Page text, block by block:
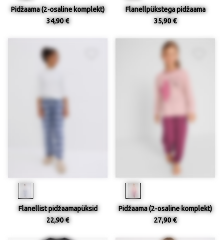
Pidžaama (2-osaline komplekt)
34,90 €
Flanellpükstega pidžaama
35,90 €
Flanellist pidžaamapüksid
22,90 €
Pidžaama (2-osaline komplekt)
27,90 €